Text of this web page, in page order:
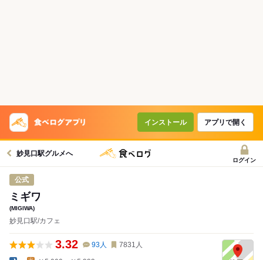
インストール アプリで開く
妙見口駅グルメへ
ログイン
公式
ミギワ
(MIGIWA)
妙見口駅/カフェ
3.32 93人 7831 人